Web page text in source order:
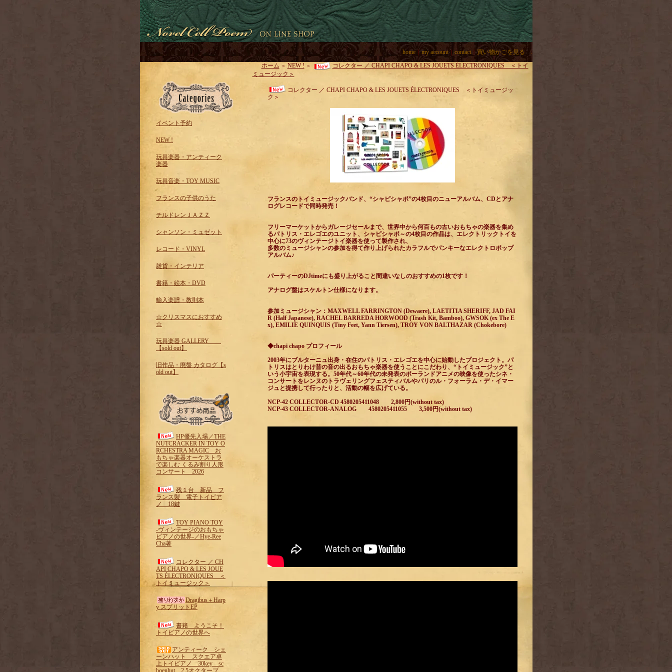
home｜my account｜ contact｜買い物かごを見る .
イベント予約
NEW !
玩具楽器・アンティーク
楽器
玩具音楽・TOY MUSIC
フランスの子供のうた
チルドレンＪＡＺＺ
シャンソン・ミュゼット
レコード・VINYL
雑貨・インテリア
書籍・絵本・DVD
輸入楽譜・教則本
☆クリスマスにおすすめ
☆
玩具楽器 GALLERY
【sold out】
旧作品・廃盤 カタログ【s
old out】
HP優先入場／THE
NUTCRACKER IN TOY O
RCHESTRA MAGIC お
もちゃ楽器オーケストラ
で楽しむ くるみ割り人形
コンサート 2026
残１台 新品 フ
ランス製 電子トイピア
ノ 18鍵
TOY PIANO TOY
-ヴィンテージのおもちゃ
ピアノの世界-／Hye-Ree
Cha著
コレクター ／ CH
API CHAPO & LES JOUE
TS ÉLECTRONIQUES ＜
トイミュージック＞
Dragibus＋Harp
y スプリットEP
書籍 ようこそ！
トイピアノの世界へ
アンティーク シェ
ーンハット スクエア卓
上トイピアノ 30key sc
hoenhut 2.5オクターブ
ホーム ＞ NEW ! ＞
コレクター ／ CHAPI CHAPO & LES JOUETS ÉLECTRONIQUES ＜トイ
ミュージック＞
コレクター ／ CHAPI CHAPO & LES JOUETS ÉLECTRONIQUES ＜トイミュージッ
ク＞
フランスのトイミュージックバンド、“シャピシャポ”の4枚目のニューアルバム、CDとアナ
ログレコードで同時発売！
フリーマーケットからガレージセールまで、世界中から何百もの古いおもちゃの楽器を集め
るパトリス・エレゴエのユニット、シャピシャポ～の4枚目の作品は、エレクトリックトイを
中心に73のヴィンテージトイ楽器を使って製作され、
多数のミュージシャンの参加を得て作り上げられたカラフルでパンキーなエレクトロポップ
アルバム♪
パーティーのDJtimeにも盛り上がること間違いなしのおすすめの1枚です！
アナログ盤はスケルトン仕様になります。
参加ミュージシャン：MAXWELL FARRINGTON (Dewaere), LAETITIA SHERIFF, JAD FAI
R (Half Japanese), RACHEL BARREDA HORWOOD (Trash Kit, Bamboo), GWSOK (ex The E
x), EMILIE QUINQUIS (Tiny Feet, Yann Tiersen), TROY VON BALTHAZAR (Chokebore)
◆chapi chapo プロフィール
2003年にブルターニュ出身・在住のパトリス・エレゴエを中心に始動したプロジェクト。パ
トリスはとりわけ昔の音の出るおもちゃ楽器を使うことにこだわり、“トイミュージック”と
いう小宇宙を表現する。50年代～60年代の未発表のポーランドアニメの映像を使ったシネ・
コンサートをレンヌのトラヴェリングフェスティバルやパリのル・フォーラム・デ・イマー
ジュと提携して行ったりと、活動の幅を広げている。
NCP-42 COLLECTOR-CD 4580205411048 2,800円(without tax)
NCP-43 COLLECTOR-ANALOG 4580205411055 3,500円(without tax)